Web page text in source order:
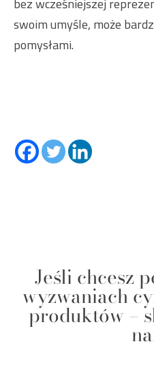
swoim umyśle, może
pomysłami.
Jeśli chcesz
wyzwaniach
produktów –